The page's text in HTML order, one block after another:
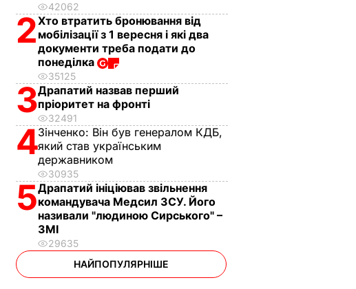
42062
2Хто втратить бронювання від
мобілізації з 1 вересня і які два
документи треба подати до
понеділка
35125
3Драпатий назвав перший
пріоритет на фронті
32491
4Зінченко: Він був генералом КДБ,
який став українським
державником
30935
5Драпатий ініціював звільнення
командувача Медсил ЗСУ. Його
називали "людиною Сирського" –
ЗМІ
29635
НАЙПОПУЛЯРНІШЕ